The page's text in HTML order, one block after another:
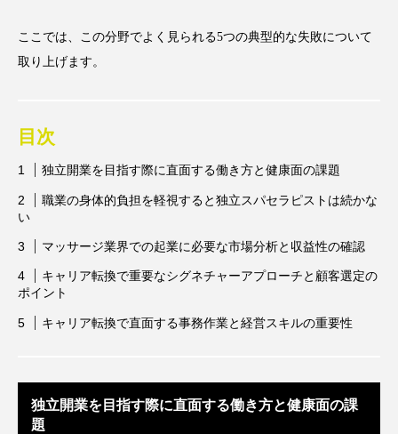
アンチエイジング アンチソリチュード
ウェアラブルデバイス ウェルネス
ウェルビーイング エイジングケア
エクソソーム オーガニック オゾン
カウンセラー
ガジェット
クローズアップ
ここでは、この分野でよく見られる5つの典型的な失敗について
取り上げます。
目次
独立開業を目指す際に直面する働き方と健康面の課題
職業の身体的負担を軽視すると独立スパセラピストは続かな
い
マッサージ業界での起業に必要な市場分析と収益性の確認
キャリア転換で重要なシグネチャーアプローチと顧客選定の
ポイント
キャリア転換で直面する事務作業と経営スキルの重要性
独立開業を目指す際に直面する働き方と健康面の課
題